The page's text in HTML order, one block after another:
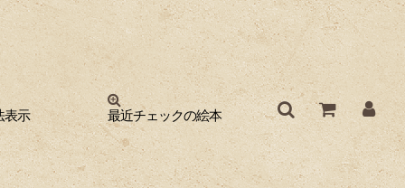
表示 最近チェックの絵本